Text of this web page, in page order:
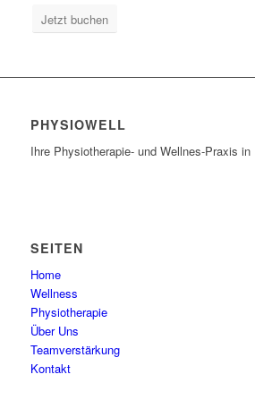
Jetzt buchen
PHYSIOWELL
Ihre Physiotherapie- und Wellnes-Praxis in
SEITEN
Home
Wellness
Physiotherapie
Über Uns
Teamverstärkung
Kontakt